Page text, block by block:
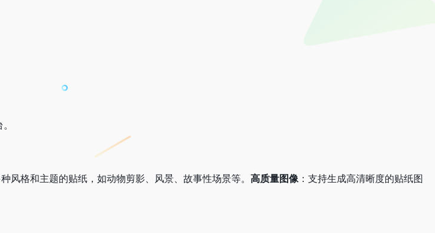
种风格和主题的贴纸，如动物剪影、风景、故事性场景等。 高质量图像 ：支持生成高清晰度的贴纸图